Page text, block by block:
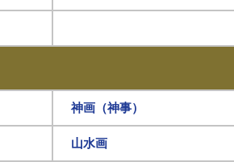
神画（神事）
山水画